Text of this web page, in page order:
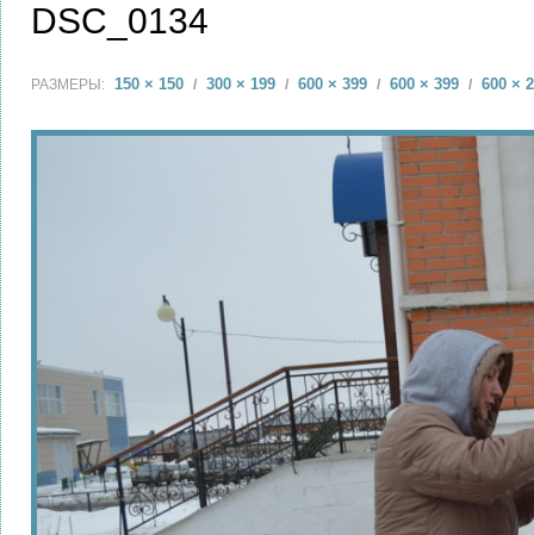
DSC_0134
РАЗМЕРЫ: 150 × 150 / 300 × 199 / 600 × 399 / 600 × 399 / 600 ×